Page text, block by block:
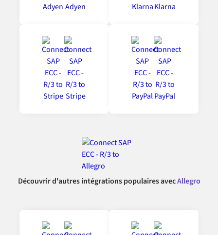
Découvrir d'autres intégrations populaires avecAllegro